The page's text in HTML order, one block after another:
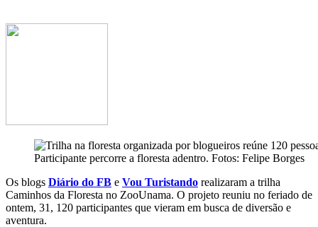
Participante percorre a floresta adentro. Fotos: Felipe Borges
Os blogs Diário do FB e Vou Turistando realizaram a trilha
Caminhos da Floresta no ZooUnama. O projeto reuniu no feriado de
ontem, 31, 120 participantes que vieram em busca de diversão e
aventura.